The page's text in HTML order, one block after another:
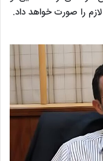
را صورت خواهد داد.